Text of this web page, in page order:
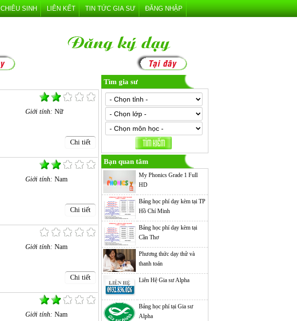
CHIÊU SINH LIÊN KẾT TIN TỨC GIA SƯ ĐĂNG NHẬP
Giới tính: Nữ
Chi tiết
Giới tính: Nam
Chi tiết
Giới tính: Nam
Chi tiết
Giới tính: Nam
Tìm gia sư
Bạn quan tâm
My Phonics Grade 1 Full
HD
Bảng học phí dạy kèm tại TP
Hồ Chí Minh
Bảng học phí dạy kèm tại
Cần Thơ
Phương thức dạy thử và
thanh toán
Liên Hệ Gia sư Alpha
Bảng học phí tại Gia sư
Alpha